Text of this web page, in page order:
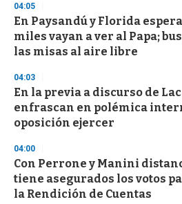
3
s
c
o
d
s
04:05
En Paysandú y Florida
miles vayan a ver al Papa;
las misas al aire libre
04:03
En la previa a discurso de
enfrascan en polémica
oposición ejercer
04:00
Con Perrone y Manini
tiene asegurados los votos
la Rendición de Cuentas